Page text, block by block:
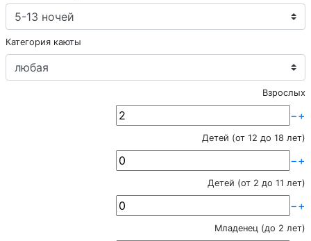
Категория каюты
Взрослых
−+
Детей (от 12 до 18 лет)
−+
Детей (от 2 до 11 лет)
−+
Младенец (до 2 лет)